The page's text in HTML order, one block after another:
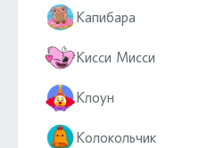
Капибара
Кисси Мисси
Клоун
Колокольчик